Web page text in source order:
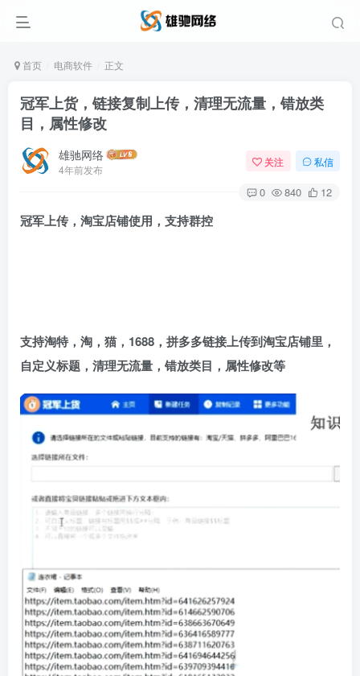
首页 电商软件 正文
冠军上货，链接复制上传，清理无流量，错放类
目，属性修改
雄驰网络
4年前发布
关注 私信
0 840 12
冠军上传，淘宝店铺使用，支持群控
支持淘特，淘，猫，1688，拼多多链接上传到淘宝店铺里，
自定义标题，清理无流量，错放类目，属性修改等